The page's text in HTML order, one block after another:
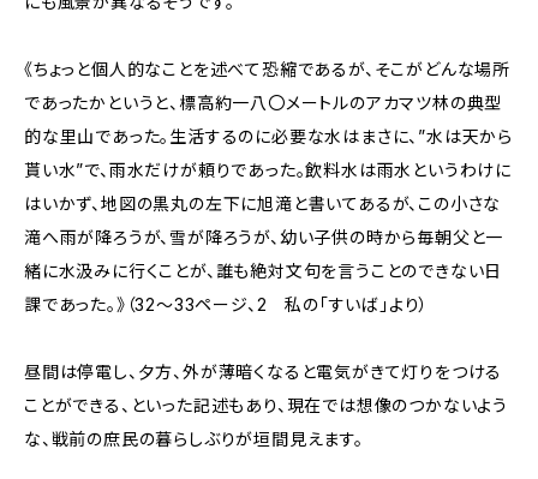
《ちょっと個人的なことを述べて恐縮であるが、そこがどんな場所
であったかというと、標高約一八〇メートルのアカマツ林の典型
的な里山であった。生活するのに必要な水はまさに、”水は天から
貰い水”で、雨水だけが頼りであった。飲料水は雨水というわけに
はいかず、地図の黒丸の左下に旭滝と書いてあるが、この小さな
滝へ雨が降ろうが、雪が降ろうが、幼い子供の時から毎朝父と一
緒に水汲みに行くことが、誰も絶対文句を言うことのできない日
課であった。》（32～33ページ、2 私の「すいば」より）
昼間は停電し、夕方、外が薄暗くなると電気がきて灯りをつける
ことができる、といった記述もあり、現在では想像のつかないよう
な、戦前の庶民の暮らしぶりが垣間見えます。